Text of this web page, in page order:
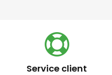
Service client